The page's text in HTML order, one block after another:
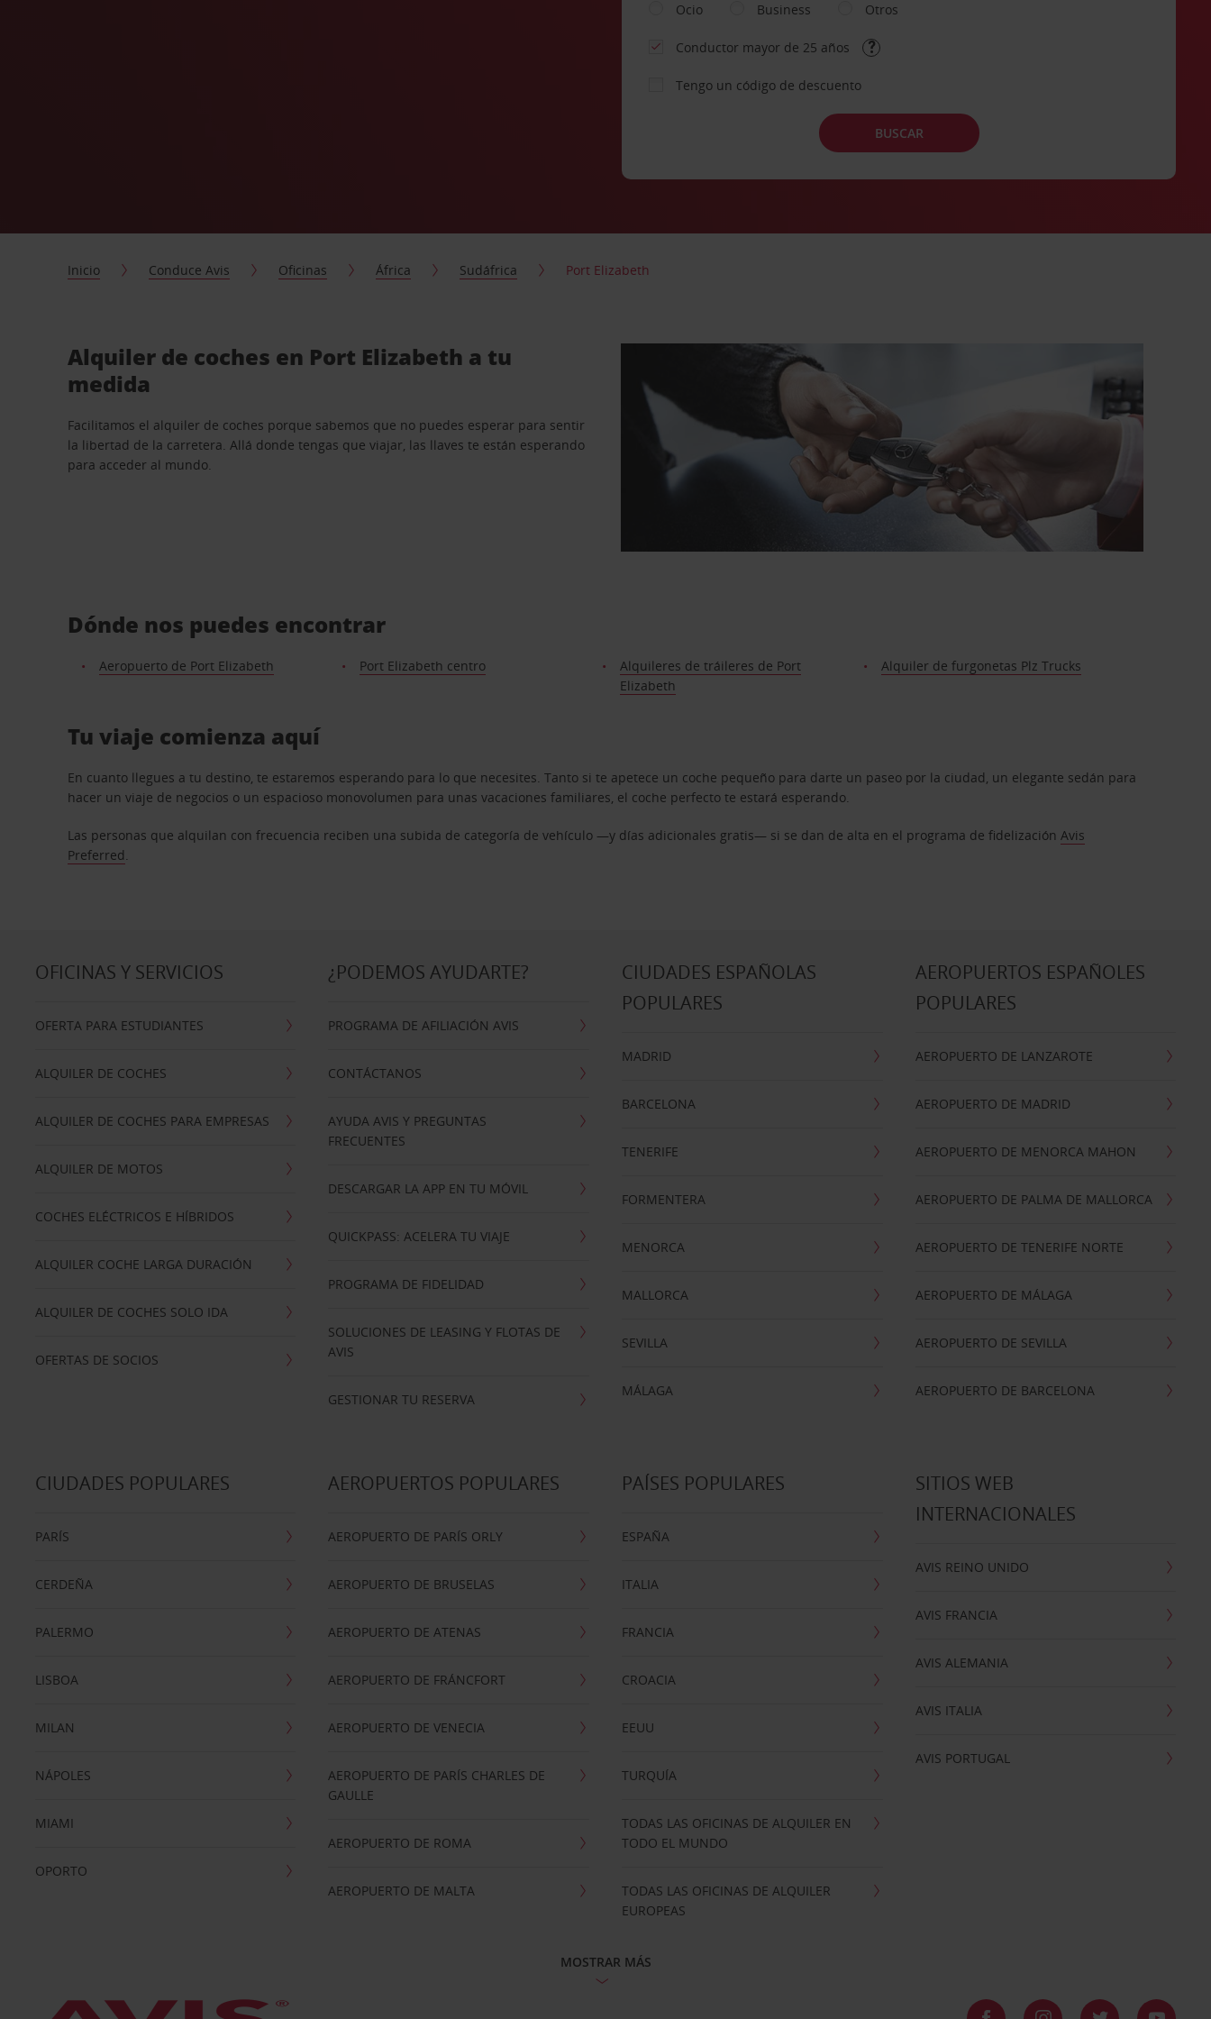
Ocio
Business Otros
Conductor mayor de 25 años
Tengo un código de descuento
BUSCAR
Inicio Conduce Avis Oficinas África Sudáfrica Port Elizabeth
Alquiler de coches en Port Elizabeth a tu
medida
Facilitamos el alquiler de coches porque sabemos que no puedes esperar para sentir
la libertad de la carretera. Allá donde tengas que viajar, las llaves te están esperando
para acceder al mundo.
Dónde nos puedes encontrar
Aeropuerto de Port Elizabeth Port Elizabeth centro
Alquileres de tráileres de Port
Elizabeth
Alquiler de furgonetas Plz Trucks
Tu viaje comienza aquí
En cuanto llegues a tu destino, te estaremos esperando para lo que necesites. Tanto si te apetece un coche pequeño para darte un paseo por la ciudad, un elegante sedán para
hacer un viaje de negocios o un espacioso monovolumen para unas vacaciones familiares, el coche perfecto te estará esperando.
Las personas que alquilan con frecuencia reciben una subida de categoría de vehículo —y días adicionales gratis— si se dan de alta en el programa de fidelizaciónAvis
Preferred.
OFICINAS Y SERVICIOS
OFERTA PARA ESTUDIANTES
ALQUILER DE COCHES
ALQUILER DE COCHES PARA EMPRESAS
ALQUILER DE MOTOS
COCHES ELÉCTRICOS E HÍBRIDOS
ALQUILER COCHE LARGA DURACIÓN
ALQUILER DE COCHES SOLO IDA
OFERTAS DE SOCIOS
¿PODEMOS AYUDARTE?
PROGRAMA DE AFILIACIÓN AVIS
CONTÁCTANOS
AYUDA AVIS Y PREGUNTAS
FRECUENTES
DESCARGAR LA APP EN TU MÓVIL
QUICKPASS: ACELERA TU VIAJE
PROGRAMA DE FIDELIDAD
SOLUCIONES DE LEASING Y FLOTAS DE
AVIS
GESTIONAR TU RESERVA
CIUDADES ESPAÑOLAS
POPULARES
MADRID
BARCELONA
TENERIFE
FORMENTERA
MENORCA
MALLORCA
SEVILLA
MÁLAGA
AEROPUERTOS ESPAÑOLES
POPULARES
AEROPUERTO DE LANZAROTE
AEROPUERTO DE MADRID
AEROPUERTO DE MENORCA MAHON
AEROPUERTO DE PALMA DE MALLORCA
AEROPUERTO DE TENERIFE NORTE
AEROPUERTO DE MÁLAGA
AEROPUERTO DE SEVILLA
AEROPUERTO DE BARCELONA
CIUDADES POPULARES
PARÍS
CERDEÑA
PALERMO
LISBOA
MILAN
NÁPOLES
MIAMI
OPORTO
AEROPUERTOS POPULARES
AEROPUERTO DE PARÍS ORLY
AEROPUERTO DE BRUSELAS
AEROPUERTO DE ATENAS
AEROPUERTO DE FRÁNCFORT
AEROPUERTO DE VENECIA
AEROPUERTO DE PARÍS CHARLES DE
GAULLE
AEROPUERTO DE ROMA
AEROPUERTO DE MALTA
PAÍSES POPULARES
ESPAÑA
ITALIA
FRANCIA
CROACIA
EEUU
TURQUÍA
TODAS LAS OFICINAS DE ALQUILER EN
TODO EL MUNDO
TODAS LAS OFICINAS DE ALQUILER
EUROPEAS
SITIOS WEB
INTERNACIONALES
AVIS REINO UNIDO
AVIS FRANCIA
AVIS ALEMANIA
AVIS ITALIA
AVIS PORTUGAL
MOSTRAR MÁS